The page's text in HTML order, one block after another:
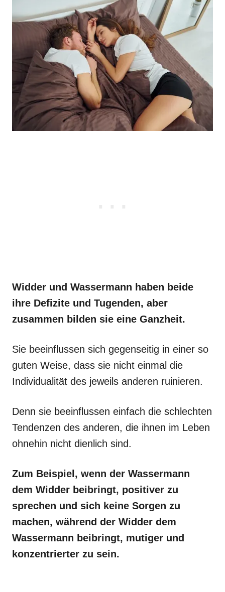
Widder und Wassermann haben beide
ihre Defizite und Tugenden, aber
zusammen bilden sie eine Ganzheit.
Sie beeinflussen sich gegenseitig in einer so
guten Weise, dass sie nicht einmal die
Individualität des jeweils anderen ruinieren.
Denn sie beeinflussen einfach die schlechten
Tendenzen des anderen, die ihnen im Leben
ohnehin nicht dienlich sind.
Zum Beispiel, wenn der Wassermann
dem Widder beibringt, positiver zu
sprechen und sich keine Sorgen zu
machen, während der Widder dem
Wassermann beibringt, mutiger und
konzentrierter zu sein.